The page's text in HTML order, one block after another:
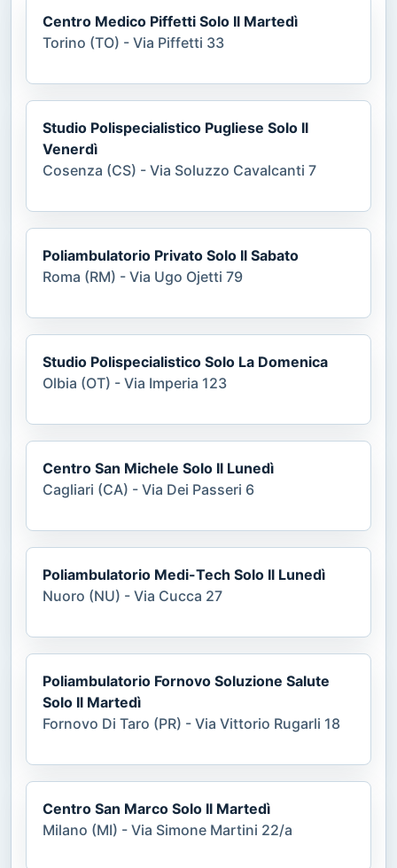
Centro Medico Piffetti Solo Il Martedì
Torino (TO) - Via Piffetti 33
Studio Polispecialistico Pugliese Solo Il
Venerdì
Cosenza (CS) - Via Soluzzo Cavalcanti 7
Poliambulatorio Privato Solo Il Sabato
Roma (RM) - Via Ugo Ojetti 79
Studio Polispecialistico Solo La Domenica
Olbia (OT) - Via Imperia 123
Centro San Michele Solo Il Lunedì
Cagliari (CA) - Via Dei Passeri 6
Poliambulatorio Medi-Tech Solo Il Lunedì
Nuoro (NU) - Via Cucca 27
Poliambulatorio Fornovo Soluzione Salute
Solo Il Martedì
Fornovo Di Taro (PR) - Via Vittorio Rugarli 18
Centro San Marco Solo Il Martedì
Milano (MI) - Via Simone Martini 22/a